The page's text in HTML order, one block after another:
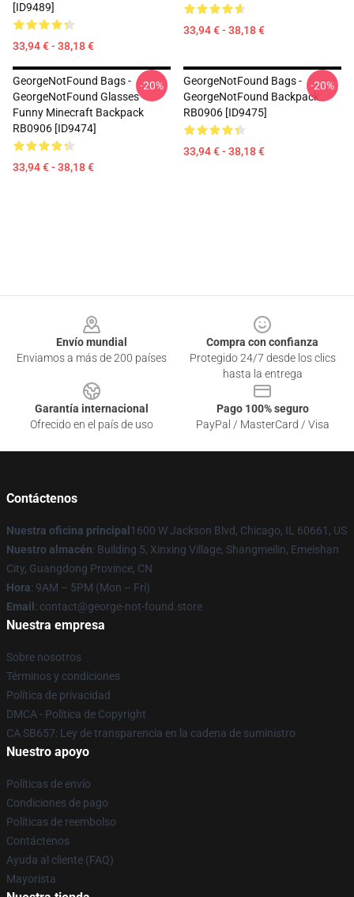
[ID9489]
33,94 € - 38,18 €
33,94 € - 38,18 €
GeorgeNotFound Bags -
GeorgeNotFound Glasses
Funny Minecraft Backpack
RB0906 [ID9474]
33,94 € - 38,18 €
-20%
GeorgeNotFound Bags -
GeorgeNotFound Backpack
RB0906 [ID9475]
33,94 € - 38,18 €
-20%
Envío mundial
Enviamos a más de 200 países
Compra con confianza
Protegido 24/7 desde los clics
hasta la entrega
Garantía internacional
Ofrecido en el país de uso
Pago 100% seguro
PayPal / MasterCard / Visa
Contáctenos
Nuestra oficina principal 1600 W Jackson Blvd, Chicago, IL 60661, US
Nuestro almacén: Building 5, Xinxing Village, Shangmeilin, Emeishan
City, Guangdong Province, CN
Hora: 9AM – 5PM (Mon – Fri)
Email : contact@george-not-found.store
Nuestra empresa
Sobre nosotros
Términos y condiciones
Política de privacidad
DMCA - Política de Copyright
CA SB657: Ley de transparencia en la cadena de suministro
Nuestro apoyo
Políticas de envío
Condiciones de pago
Políticas de reembolso
Contáctenos
Ayuda al cliente (FAQ)
Mayorista